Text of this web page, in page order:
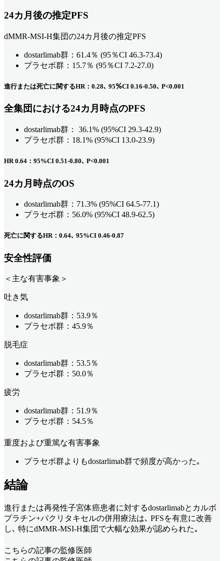
24カ月後の推定PFS
dMMR-MSI-H集団の24カ月後の推定PFS
dostarlimab群：61.4％ (95％CI 46.3-73.4)
プラセボ群：15.7％ (95％CI 7.2-27.0)
進行または死亡に関するHR：0.28､ 95％CI 0.16-0.50､ P<0.001
全集団における24カ月時点のPFS
dostarlimab群： 36.1% (95%CI 29.3-42.9)
プラセボ群：18.1% (95%CI 13.0-23.9)
HR 0.64：95%CI 0.51-0.80､ P<0.001
24カ月時点のOS
dostarlimab群：71.3% (95%CI 64.5-77.1)
プラセボ群：56.0% (95%CI 48.9-62.5)
死亡に関するHR：0.64､ 95%CI 0.46-0.87
安全性評価
＜主な有害事象＞
吐き気
dostarlimab群：53.9％
プラセボ群：45.9％
脱毛症
dostarlimab群：53.5％
プラセボ群：50.0％
疲労
dostarlimab群：51.9％
プラセボ群：54.5％
重度および重篤な有害事象
プラセボ群よりもdostarlimab群で頻度が高かった｡
結論
進行または再発性子宮体癌患者に対するdostarlimabとカルボ
プラチン+パクリタキセルの併用療法は､ PFSを有意に改善
し､ 特にdMMR-MSI-H集団で大幅な効果が認められた｡
こちらの記事の監修医師